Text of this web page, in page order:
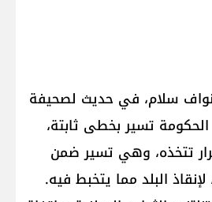
سلام​، في حديث لصحيفة
الحكومة تسير بخطى ثابتة،
تتخذه، وهي تسير ضمن
البلد مما يتخبط فيه.